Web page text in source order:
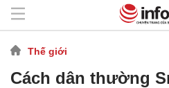
Thế giới
Cách dân thường